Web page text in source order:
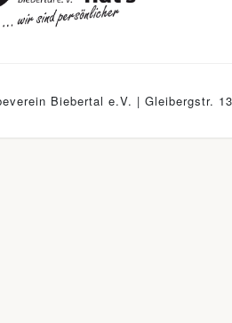
Biebertal e.V. | Gleibergstr.